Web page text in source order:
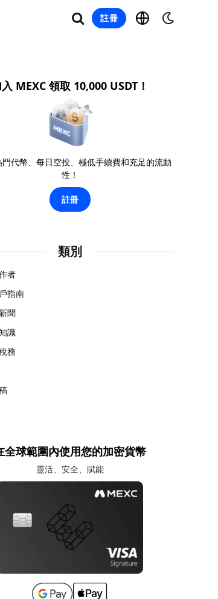
註冊
MEXC 領取 10,000 USDT！
代幣、每日空投、極低手續費和充足的流動
性！
註冊
類別
者
指南
聞
識
務
全球範圍內使用您的加密貨幣
靈活、安全、賦能